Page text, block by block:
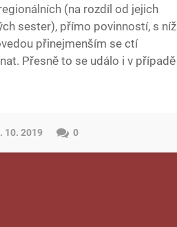
(na rozdíl od jejich
sester), přímo povinností, s níž
přinejmenším se ctí
Přesně to se událo i v případě
10. 2019 0